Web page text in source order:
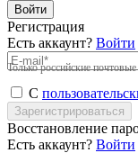
Войти
Регистрация
Есть аккаунт? Войти
Только российские
С
Зарегистрироваться
Восстановление
Есть аккаунт? Войти